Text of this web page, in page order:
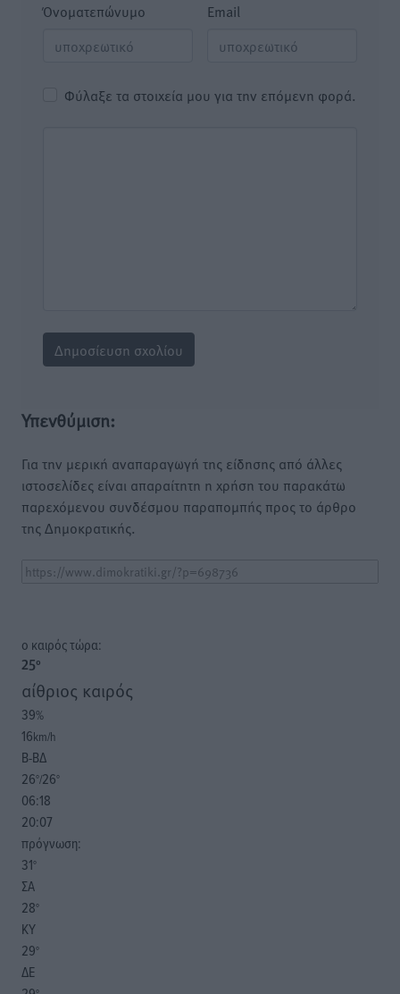
Όνοματεπώνυμο Email
Φύλαξε τα στοιχεία μου για την επόμενη φορά.
Υπενθύμιση:
Για την μερική αναπαραγωγή της είδησης από άλλες
ιστοσελίδες είναι απαραίτητη η χρήση του παρακάτω
παρεχόμενου συνδέσμου παραπομπής προς το άρθρο
της Δημοκρατικής.
o καιρός τώρα:
25°
αίθριος καιρός
39%
16km/h
Β-ΒΔ
26°/26°
06:18
20:07
πρόγνωση:
31°
ΣΑ
28°
ΚΥ
29°
ΔΕ